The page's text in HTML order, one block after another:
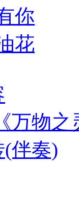
你
花
万物之
伴奏)